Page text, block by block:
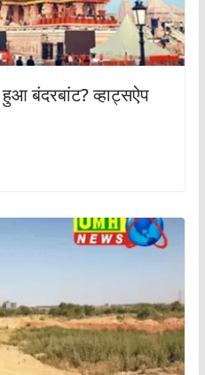
बंदरबांट? व्हाट्सऐप